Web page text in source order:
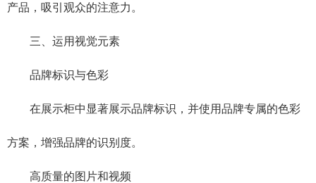
产品，吸引观众的注意力。
三、运用视觉元素
品牌标识与色彩
在展示柜中显著展示品牌标识，并使用品牌专属的色彩
方案，增强品牌的识别度。
高质量的图片和视频